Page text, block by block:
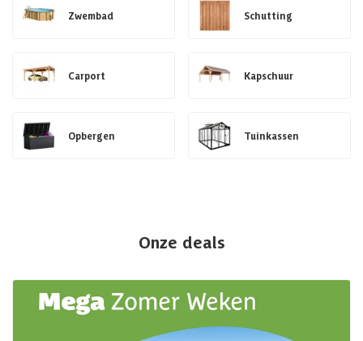
Zwembad Schutting
Carport Kapschuur
Opbergen Tuinkassen
Onze deals